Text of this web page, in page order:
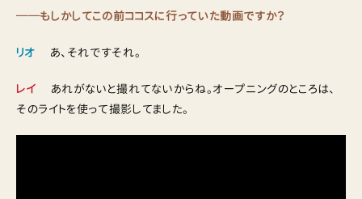
──もしかしてこの前ココスに行っていた動画ですか？
リオ あ、それですそれ。
レイ あれがないと撮れてないからね。オープニングのところは、
そのライトを使って撮影してました。